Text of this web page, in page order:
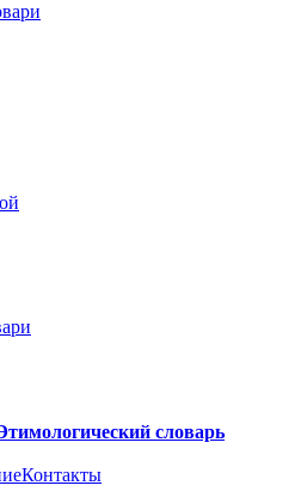
словарь
Контакты